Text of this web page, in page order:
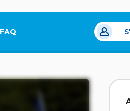
FAQ
Ce lien s'ouvrira dans un nouvel